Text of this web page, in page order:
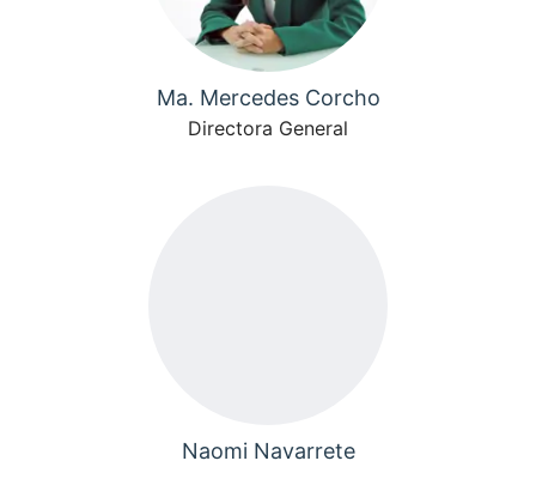
Ma. Mercedes Corcho
Directora General
Naomi Navarrete